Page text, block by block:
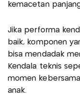
kemacetan
Jika performa
baik, komponen
bisa mendadak
Kendala teknis
momen
anak.